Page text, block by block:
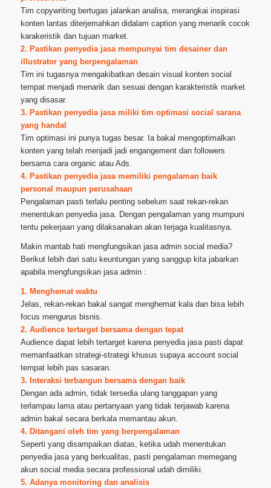
Tim copywriting bertugas jalankan analisa, merangkai inspirasi
konten lantas diterjemahkan didalam caption yang menarik cocok
karakeristik dan tujuan market.
2. Pastikan penyedia jasa mempunyai tim desainer dan
illustrator yang berpengalaman
Tim ini tugasnya mengakibatkan desain visual konten social
tempat menjadi menarik dan sesuai dengan karakteristik market
yang disasar.
3. Pastikan penyedia jasa miliki tim optimasi social sarana
yang handal
Tim optimasi ini punya tugas besar. Ia bakal mengoptimalkan
konten yang telah menjadi jadi engangement dan followers
bersama cara organic atau Ads.
4. Pastikan penyedia jasa memiliki pengalaman baik
personal maupun perusahaan
Pengalaman pasti terlalu penting sebelum saat rekan-rekan
menentukan penyedia jasa. Dengan pengalaman yang mumpuni
tentu pekerjaan yang dilaksanakan akan terjaga kualitasnya.
Makin mantab hati mengfungsikan jasa admin social media?
Berikut lebih dari satu keuntungan yang sanggup kita jabarkan
apabila mengfungsikan jasa admin :
1. Menghemat waktu
Jelas, rekan-rekan bakal sangat menghemat kala dan bisa lebih
focus mengurus bisnis.
2. Audience tertarget bersama dengan tepat
Audience dapat lebih tertarget karena penyedia jasa pasti dapat
memanfaatkan strategi-strategi khusus supaya account social
tempat lebih pas sasaran.
3. Interaksi terbangun bersama dengan baik
Dengan ada admin, tidak tersedia ulang tanggapan yang
terlampau lama atau pertanyaan yang tidak terjawab karena
admin bakal secara berkala memantau akun.
4. Ditangani oleh tim yang berpengalaman
Seperti yang disampaikan diatas, ketika udah menentukan
penyedia jasa yang berkualitas, pasti pengalaman memegang
akun social media secara professional udah dimiliki.
5. Adanya monitoring dan analisis